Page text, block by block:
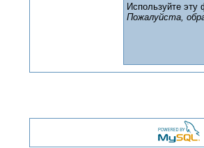
Используйте
Пожалуйста,